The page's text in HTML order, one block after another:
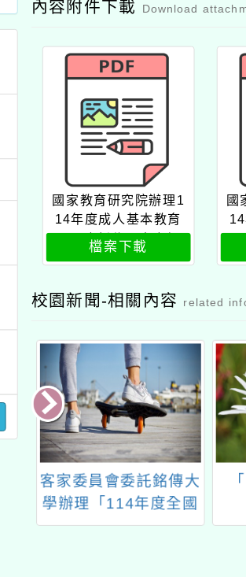
內容附件下載 Download
國家教育研究院辦理1
14年度成人基本教育
研習班新住民專班師
資研習班公文
檔案下載
國
校園新聞-相關內容 related
客家委員會委託銘傳大
學辦理「114年度全國
中小學客家藝文競賽-